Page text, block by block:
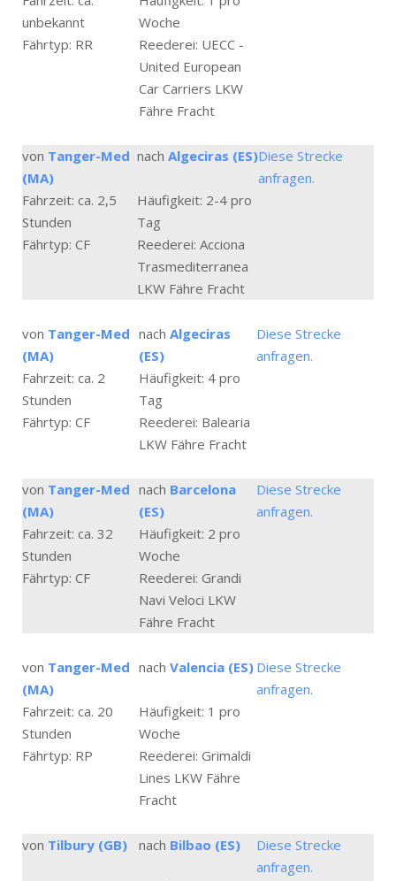
unbekannt
Woche
Fährtyp: RR
Reederei: UECC -
United European
Car Carriers LKW
Fähre Fracht
von Tanger-Med
(MA)
nach Algeciras (ES)Diese Strecke
anfragen.
Fahrzeit: ca. 2,5
Stunden
Häufigkeit: 2-4 pro
Tag
Fährtyp: CF
Reederei: Acciona
Trasmediterranea
LKW Fähre Fracht
von Tanger-Med
(MA)
nach Algeciras
(ES)
Diese Strecke
anfragen.
Fahrzeit: ca. 2
Stunden
Häufigkeit: 4 pro
Tag
Fährtyp: CF
Reederei: Balearia
LKW Fähre Fracht
von Tanger-Med
(MA)
nach Barcelona
(ES)
Diese Strecke
anfragen.
Fahrzeit: ca. 32
Stunden
Häufigkeit: 2 pro
Woche
Fährtyp: CF
Reederei: Grandi
Navi Veloci LKW
Fähre Fracht
von Tanger-Med
(MA)
nach Valencia (ES) Diese Strecke
anfragen.
Fahrzeit: ca. 20
Stunden
Häufigkeit: 1 pro
Woche
Fährtyp: RP
Reederei: Grimaldi
Lines LKW Fähre
Fracht
von Tilbury (GB) nach Bilbao (ES)
Diese Strecke
anfragen.